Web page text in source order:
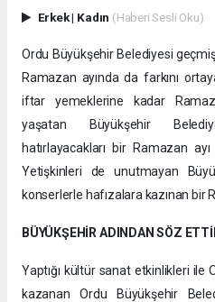
Erkek| Kadın (Haberi Sesli Oku)
Ordu Büyükşehir Belediyesi
Ramazan ayında da farkını
iftar yemeklerine kadar
yaşatan Büyükşehir
hatırlayacakları bir Ramazan
Yetişkinleri de unutmayan
konserlerle hafızalara kazınan bir
BÜYÜKŞEHİR ADINDAN SÖZ
Yaptığı kültür sanat etkinlikleri ile
kazanan Ordu Büyükşehir